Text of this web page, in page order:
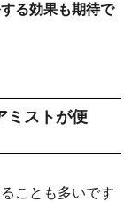
る効果も期待で
ミストが便
ことも多いです